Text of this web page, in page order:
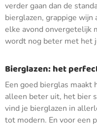
verder gaan dan de
bierglazen, grappige wijn
elke avond onvergetelijk
wordt nog beter met het
Bierglazen: het
Een goed bierglas
alleen beter uit, het bier
vind je bierglazen in
tot modern. En voor een